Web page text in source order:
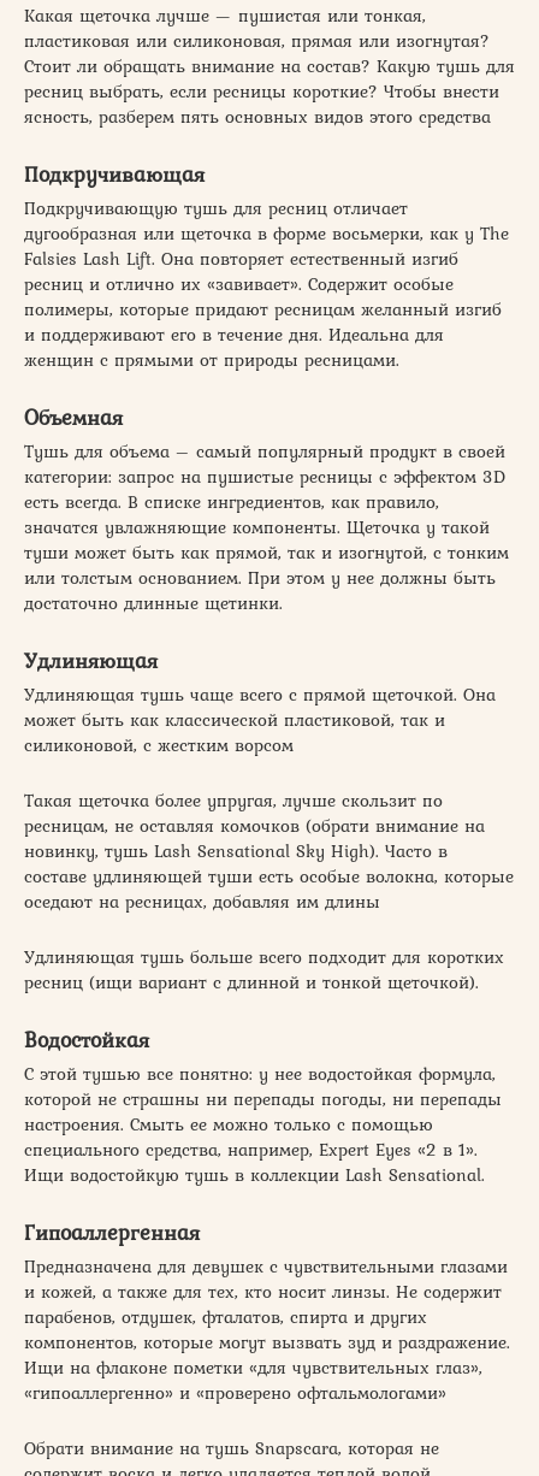
Какая щеточка лучше — пушистая или тонкая,
пластиковая или силиконовая, прямая или изогнутая?
Стоит ли обращать внимание на состав? Какую тушь для
ресниц выбрать, если ресницы короткие? Чтобы внести
ясность, разберем пять основных видов этого средства
Подкручивающая
Подкручивающую тушь для ресниц отличает
дугообразная или щеточка в форме восьмерки, как у The
Falsies Lash Lift. Она повторяет естественный изгиб
ресниц и отлично их «завивает». Содержит особые
полимеры, которые придают ресницам желанный изгиб
и поддерживают его в течение дня. Идеальна для
женщин с прямыми от природы ресницами.
Объемная
Тушь для объема – самый популярный продукт в своей
категории: запрос на пушистые ресницы с эффектом 3D
есть всегда. В списке ингредиентов, как правило,
значатся увлажняющие компоненты. Щеточка у такой
туши может быть как прямой, так и изогнутой, с тонким
или толстым основанием. При этом у нее должны быть
достаточно длинные щетинки.
Удлиняющая
Удлиняющая тушь чаще всего с прямой щеточкой. Она
может быть как классической пластиковой, так и
силиконовой, с жестким ворсом
Такая щеточка более упругая, лучше скользит по
ресницам, не оставляя комочков (обрати внимание на
новинку, тушь Lash Sensational Sky High). Часто в
составе удлиняющей туши есть особые волокна, которые
оседают на ресницах, добавляя им длины
Удлиняющая тушь больше всего подходит для коротких
ресниц (ищи вариант с длинной и тонкой щеточкой).
Водостойкая
С этой тушью все понятно: у нее водостойкая формула,
которой не страшны ни перепады погоды, ни перепады
настроения. Смыть ее можно только с помощью
специального средства, например, Expert Eyes «2 в 1».
Ищи водостойкую тушь в коллекции Lash Sensational.
Гипоаллергенная
Предназначена для девушек с чувствительными глазами
и кожей, а также для тех, кто носит линзы. Не содержит
парабенов, отдушек, фталатов, спирта и других
компонентов, которые могут вызвать зуд и раздражение.
Ищи на флаконе пометки «для чувствительных глаз»,
«гипоаллергенно» и «проверено офтальмологами»
Обрати внимание на тушь Snapscara, которая не